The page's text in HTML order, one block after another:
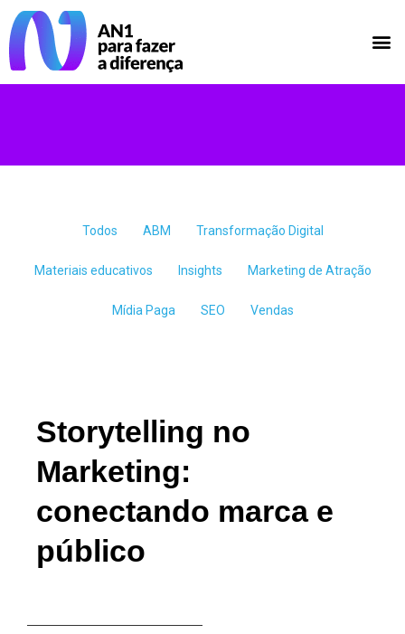
Todos ABM Transformação Digital
Materiais educativos Insights Marketing de Atração
Mídia Paga SEO Vendas
Storytelling no
Marketing:
conectando marca e
público